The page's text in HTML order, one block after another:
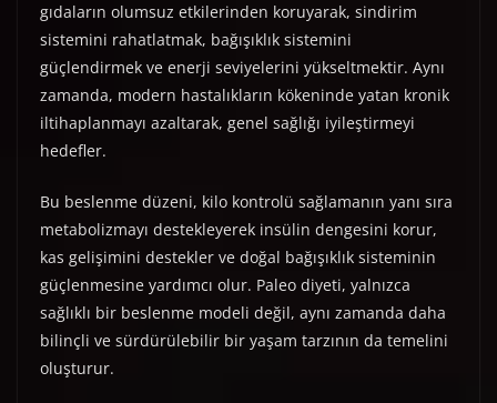
gıdaların olumsuz etkilerinden koruyarak, sindirim
sistemini rahatlatmak, bağışıklık sistemini
güçlendirmek ve enerji seviyelerini yükseltmektir. Aynı
zamanda, modern hastalıkların kökeninde yatan kronik
iltihaplanmayı azaltarak, genel sağlığı iyileştirmeyi
hedefler.
Bu beslenme düzeni, kilo kontrolü sağlamanın yanı sıra
metabolizmayı destekleyerek insülin dengesini korur,
kas gelişimini destekler ve doğal bağışıklık sisteminin
güçlenmesine yardımcı olur. Paleo diyeti, yalnızca
sağlıklı bir beslenme modeli değil, aynı zamanda daha
bilinçli ve sürdürülebilir bir yaşam tarzının da temelini
oluşturur.